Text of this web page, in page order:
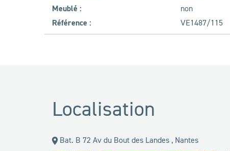
Meublé : non
Référence : VE1487/115
Localisation
Bat. B 72 Av du Bout des Landes , Nantes